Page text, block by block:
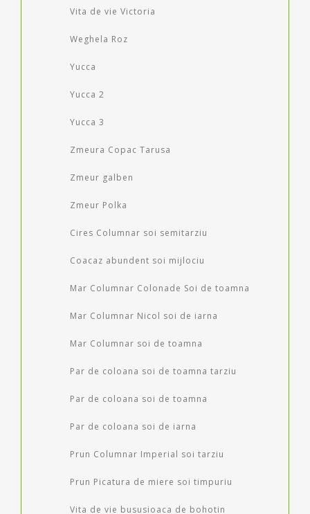
Vita de vie Victoria
Weghela Roz
Yucca
Yucca 2
Yucca 3
Zmeura Copac Tarusa
Zmeur galben
Zmeur Polka
Cires Columnar soi semitarziu
Coacaz abundent soi mijlociu
Mar Columnar Colonade Soi de toamna
Mar Columnar Nicol soi de iarna
Mar Columnar soi de toamna
Par de coloana soi de toamna tarziu
Par de coloana soi de toamna
Par de coloana soi de iarna
Prun Columnar Imperial soi tarziu
Prun Picatura de miere soi timpuriu
Vita de vie bususioaca de bohotin